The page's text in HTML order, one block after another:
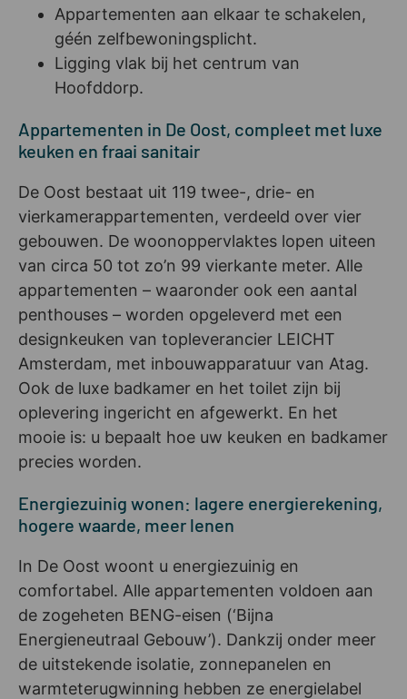
Appartementen aan elkaar te schakelen,
géén zelfbewoningsplicht.
Ligging vlak bij het centrum van
Hoofddorp.
Appartementen in De Oost, compleet met luxe
keuken en fraai sanitair
De Oost bestaat uit 119 twee-, drie- en
vierkamerappartementen, verdeeld over vier
gebouwen. De woonoppervlaktes lopen uiteen
van circa 50 tot zo’n 99 vierkante meter. Alle
appartementen – waaronder ook een aantal
penthouses – worden opgeleverd met een
designkeuken van topleverancier LEICHT
Amsterdam, met inbouwapparatuur van Atag.
Ook de luxe badkamer en het toilet zijn bij
oplevering ingericht en afgewerkt. En het
mooie is: u bepaalt hoe uw keuken en badkamer
precies worden.
Energiezuinig wonen: lagere energierekening,
hogere waarde, meer lenen
In De Oost woont u energiezuinig en
comfortabel. Alle appartementen voldoen aan
de zogeheten BENG-eisen (‘Bijna
Energieneutraal Gebouw’). Dankzij onder meer
de uitstekende isolatie, zonnepanelen en
warmteterugwinning hebben ze energielabel